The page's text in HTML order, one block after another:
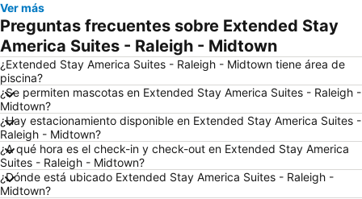
Ver más
Preguntas frecuentes sobre Extended Stay
America Suites - Raleigh - Midtown
¿Extended Stay America Suites - Raleigh - Midtown tiene área de
piscina?
¿Se permiten mascotas en Extended Stay America Suites - Raleigh -
Midtown?
¿Hay estacionamiento disponible en Extended Stay America Suites -
Raleigh - Midtown?
¿A qué hora es el check-in y check-out en Extended Stay America
Suites - Raleigh - Midtown?
¿Dónde está ubicado Extended Stay America Suites - Raleigh -
Midtown?